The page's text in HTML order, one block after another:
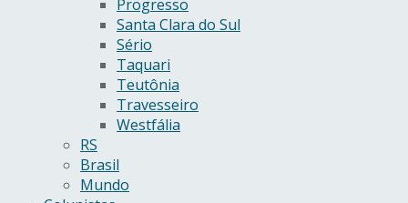
Progresso
Santa Clara do Sul
Sério
Taquari
Teutônia
Travesseiro
Westfália
RS
Brasil
Mundo